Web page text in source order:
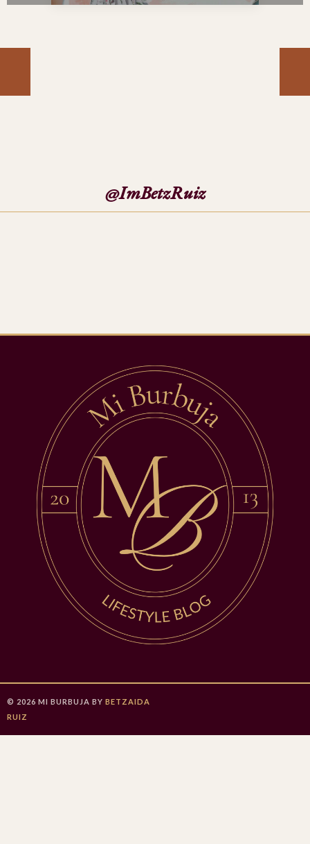
@ImBetzRuiz
© 2026 MI BURBUJA BY BETZAIDA
RUIZ